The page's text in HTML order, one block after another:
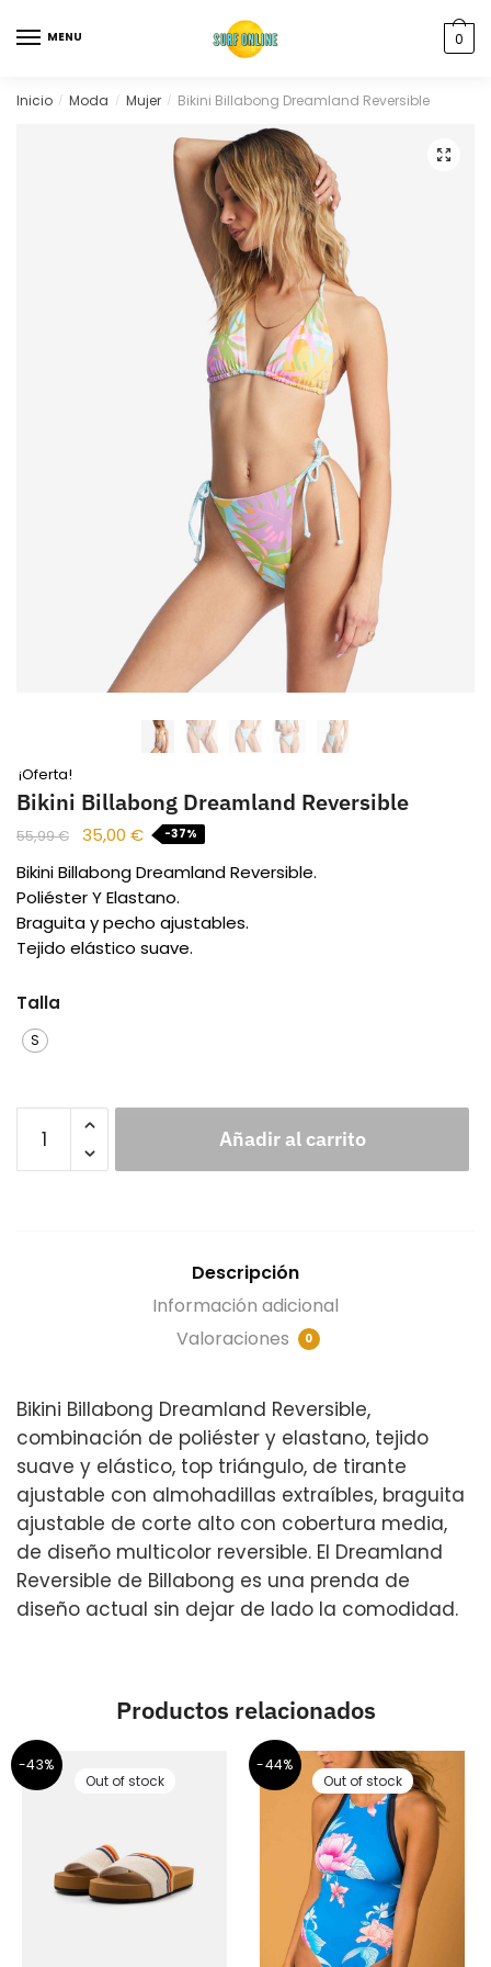
MENU 0
Inicio / Moda / Mujer / Bikini Billabong Dreamland Reversible
🔍
¡Oferta!
Bikini Billabong Dreamland Reversible
55,99€ 35,00 € -37%
Bikini Billabong Dreamland Reversible.
Poliéster Y Elastano.
Braguita y pecho ajustables.
Tejido elástico suave.
Talla
S
Añadir al carrito
Descripción
Información adicional
Valoraciones
0
Bikini Billabong Dreamland Reversible,
combinación de poliéster y elastano, tejido
suave y elástico, top triángulo, de tirante
ajustable con almohadillas extraíbles, braguita
ajustable de corte alto con cobertura media,
de diseño multicolor reversible. El Dreamland
Reversible de Billabong es una prenda de
diseño actual sin dejar de lado la comodidad.
Productos relacionados
-43%
Out of stock
-44%
Out of stock